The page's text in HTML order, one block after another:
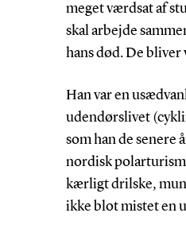
meget værdsat af
skal arbejde
hans død. De
Han var en
udendørslivet
som han de senere
nordisk
kærligt drilske,
ikke blot mistet en